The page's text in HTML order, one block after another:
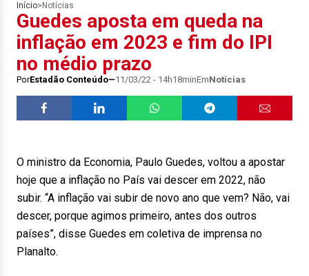
Início> Notícias
Guedes aposta em queda na
inflação em 2023 e fim do IPI
no médio prazo
PorEstadão Conteúdo 11/03/22 - 14h18minEmNotícias
O ministro da Economia, Paulo Guedes, voltou a apostar
hoje que a inflação no País vai descer em 2022, não
subir. “A inflação vai subir de novo ano que vem? Não, vai
descer, porque agimos primeiro, antes dos outros
países”, disse Guedes em coletiva de imprensa no
Planalto.